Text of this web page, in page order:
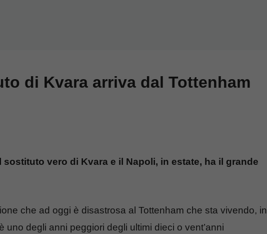
di Kvara arriva dal Tottenham
vero di Kvara e il Napoli, in estate, ha il grande
che ad oggi è disastrosa al Tottenham che sta vivendo, in
uno degli anni peggiori degli ultimi dieci o vent’anni